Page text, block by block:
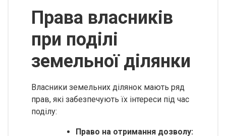
Права власників
при поділі
земельної ділянки
Власники земельних ділянок мають ряд
прав, які забезпечують їх інтереси під час
поділу:
Право на отримання дозволу: